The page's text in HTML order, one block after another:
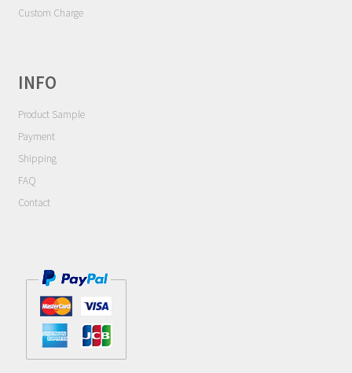
Contact
My Account
Custom Charge
INFO
Product Sample
Payment
Shipping
FAQ
Contact